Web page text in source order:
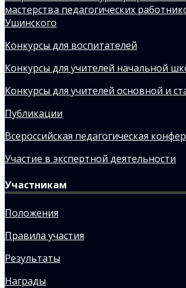
мастерства педагогических
Ушинского
Конкурсы для воспитателей
Конкурсы для учителей начальной
Конкурсы для учителей основной и
Публикации
Всероссийская педагогическая
Участие в экспертной деятельности
Участникам
Положения
Правила участия
Результаты
Награды